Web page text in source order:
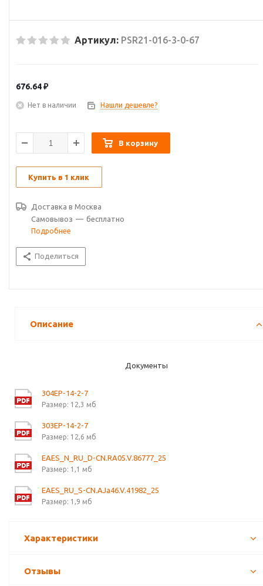
Артикул: PSR21-016-3-0-67
676.64₽
Нет в наличии Нашли дешевле?
В корзину
Купить в 1 клик
Доставка в Москва
Самовывоз — бесплатно
Подробнее
Поделиться
Описание
Документы
304EP-14-2-7
Размер: 12,3 мб
303EP-14-2-7
Размер: 12,6 мб
EAES_N_RU_D-CN.RA05.V.86777_25
Размер: 1,1 мб
EAES_RU_S-CN.AJa46.V.41982_25
Размер: 1,9 мб
Характеристики
Отзывы